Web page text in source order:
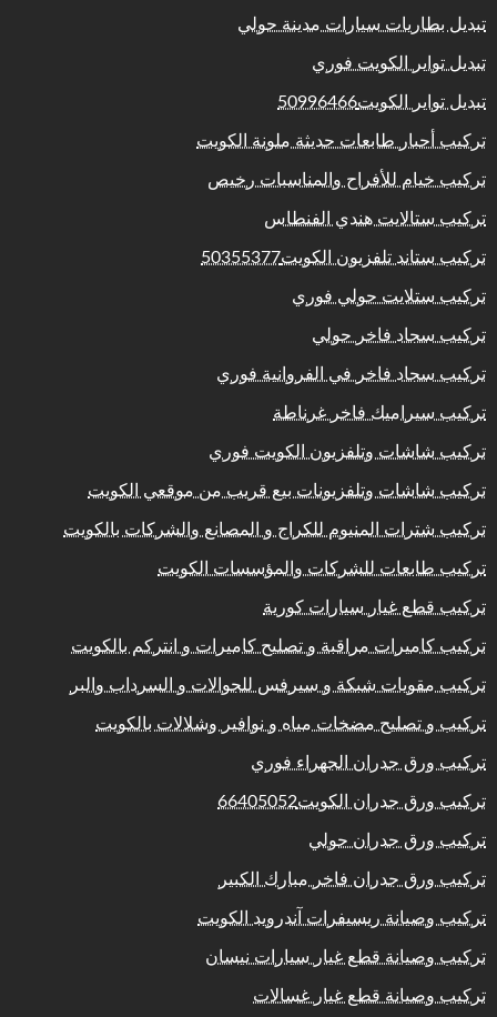
تبديل بطاريات سيارات مدينة حولي
تبديل تواير الكويت فوري
تبديل تواير الكويت50996466
تركيب أحبار طابعات حديثة ملونة الكويت
تركيب خيام للأفراح والمناسبات رخيص
تركيب ستالايت هندي الفنطاس
تركيب ستاند تلفزيون الكويت50355377
تركيب ستلايت حولي فوري
تركيب سجاد فاخر حولي
تركيب سجاد فاخر في الفروانية فوري
تركيب سيراميك فاخر غرناطة
تركيب شاشات وتلفزيون الكويت فوري
تركيب شاشات وتلفزيونات بيع قريب من موقعي الكويت
تركيب شترات المنيوم للكراج و المصانع والشركات بالكويت
تركيب طابعات للشركات والمؤسسات الكويت
تركيب قطع غيار سيارات كورية
تركيب كاميرات مراقبة و تصليح كاميرات و انتركم بالكويت
تركيب مقويات شبكة و سيرفس للجوالات و السرداب والبر
تركيب و تصليح مضخات مياه و نوافير وشلالات بالكويت
تركيب ورق جدران الجهراء فوري
تركيب ورق جدران الكويت66405052
تركيب ورق جدران حولي
تركيب ورق جدران فاخر مبارك الكبير
تركيب وصيانة ريسيفرات آندرويد الكويت
تركيب وصيانة قطع غيار سيارات نيسان
تركيب وصيانة قطع غيار غسالات